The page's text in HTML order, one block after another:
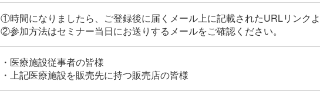
①時間になりましたら、ご登録後に届くメール上に記載されたURLリンク
②参加方法はセミナー当日にお送りするメールをご確認ください。
・医療施設従事者の皆様
・上記医療施設を販売先に持つ販売店の皆様